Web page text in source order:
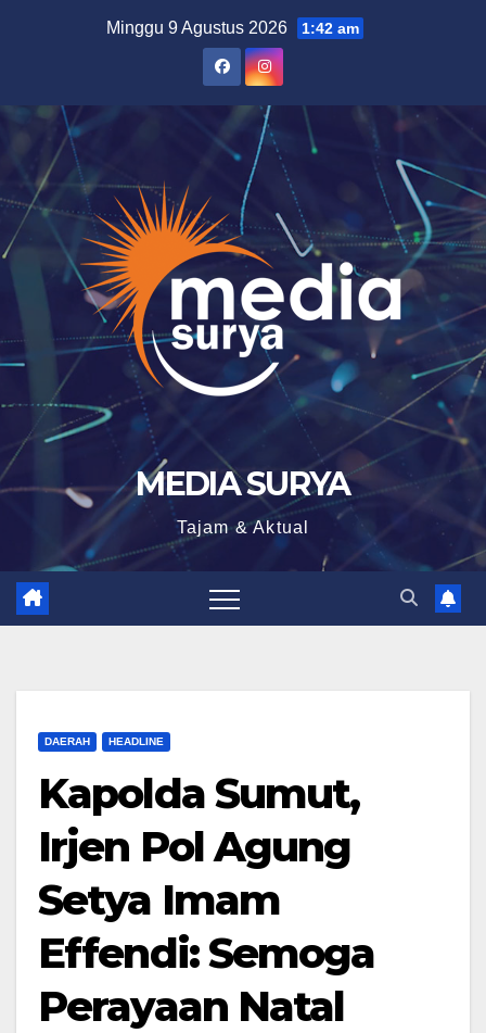
Minggu 9 Agustus 2026 1:42 am
MEDIA SURYA
Tajam & Aktual
DAERAH HEADLINE
Kapolda Sumut,
Irjen Pol Agung
Setya Imam
Effendi: Semoga
Perayaan Natal